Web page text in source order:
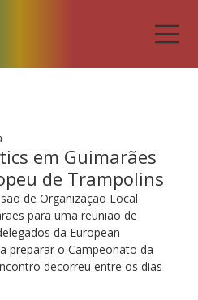
em Guimarães
de Trampolins
de Organização Local
para uma reunião de
da European
preparar o Campeonato da
decorreu entre os dias